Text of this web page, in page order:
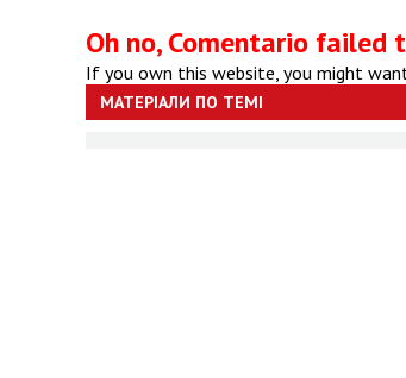
Oh no, Comentario failed
If you own this website, you might
МАТЕРІАЛИ ПО ТЕМІ